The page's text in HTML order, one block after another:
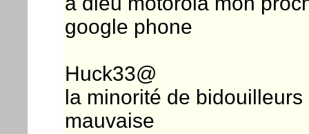
google phone
Huck33@
la minorité de
mauvaise